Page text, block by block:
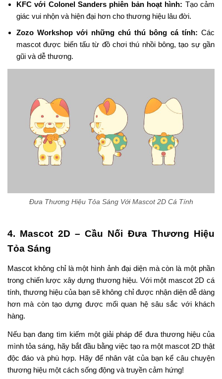
KFC với Colonel Sanders phiên bản hoạt hình: Tạo cảm
giác vui nhộn và hiện đại hơn cho thương hiệu lâu đời.
Zozo Workshop với những chú thú bông cá tính: Các
mascot được biến tấu từ đồ chơi thú nhồi bông, tạo sự gần
gũi và dễ thương.
Đưa Thương Hiệu Tỏa Sáng Với Mascot 2D Cá Tính
4. Mascot 2D – Cầu Nối Đưa Thương Hiệu
Tỏa Sáng
Mascot không chỉ là một hình ảnh đại diện mà còn là một phần
trong chiến lược xây dựng thương hiệu. Với một mascot 2D cá
tính, thương hiệu của bạn sẽ không chỉ được nhận diện dễ dàng
hơn mà còn tạo dựng được mối quan hệ sâu sắc với khách
hàng.
Nếu bạn đang tìm kiếm một giải pháp để đưa thương hiệu của
mình tỏa sáng, hãy bắt đầu bằng việc tạo ra một mascot 2D thật
độc đáo và phù hợp. Hãy để nhân vật của bạn kể câu chuyện
thương hiệu một cách sống động và truyền cảm hứng!